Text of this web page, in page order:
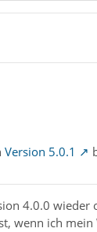
Version 5.0.1
4.0.0
wenn ich